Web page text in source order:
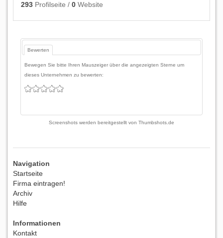
293 Profilseite /0 Website
Bewerten
Bewegen Sie bitte Ihren Mauszeiger über die angezeigten Sterne um
dieses Unternehmen zu bewerten:
Screenshots werden bereitgestellt von Thumbshots.de
Navigation
Startseite
Firma eintragen!
Archiv
Hilfe
Informationen
Kontakt